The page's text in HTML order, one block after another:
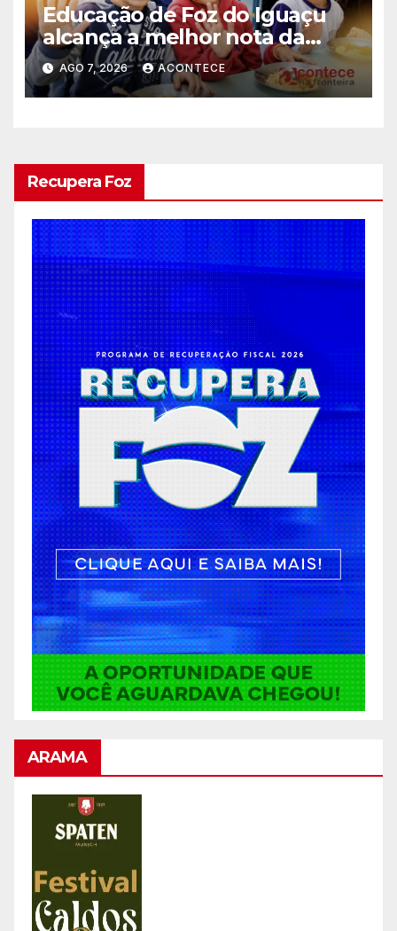
Educação de Foz do Iguaçu
alcança a melhor nota da
história no IDEB
AGO 7, 2026 ACONTECE
Recupera Foz
ARAMA